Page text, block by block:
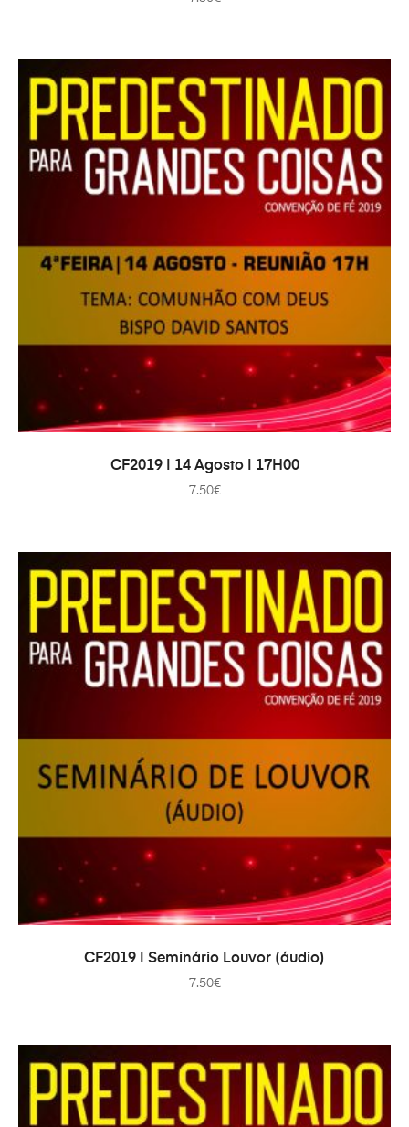
ADICIONAR
CF2019 | 14 Agosto | 17H00
7.50€
ADICIONAR
CF2019 | Seminário Louvor (áudio)
7.50€